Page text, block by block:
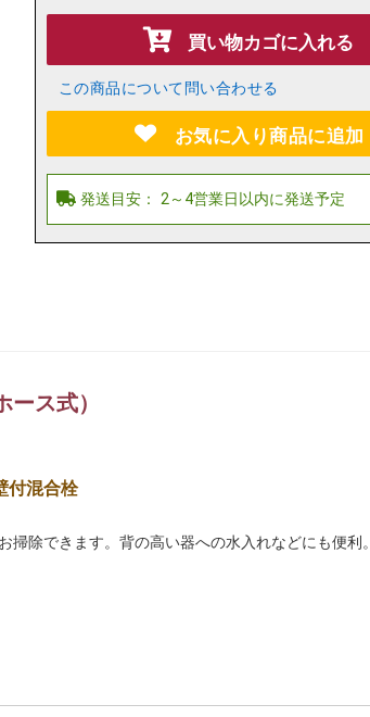
買い物カゴに入れる
この商品について問い合わせる
お気に入り商品に追加
ス式）
付混合栓
除できます。背の高い器への水入れなどにも便利。